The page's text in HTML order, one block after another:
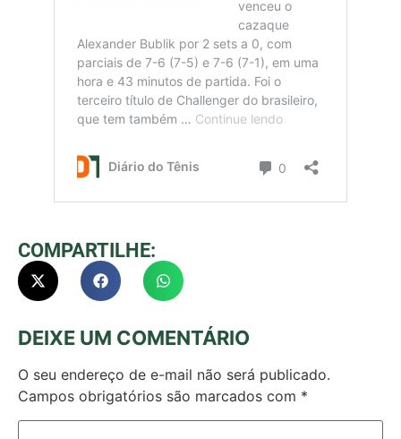
COMPARTILHE:
DEIXE UM COMENTÁRIO
O seu endereço de e-mail não será publicado.
Campos obrigatórios são marcados com *